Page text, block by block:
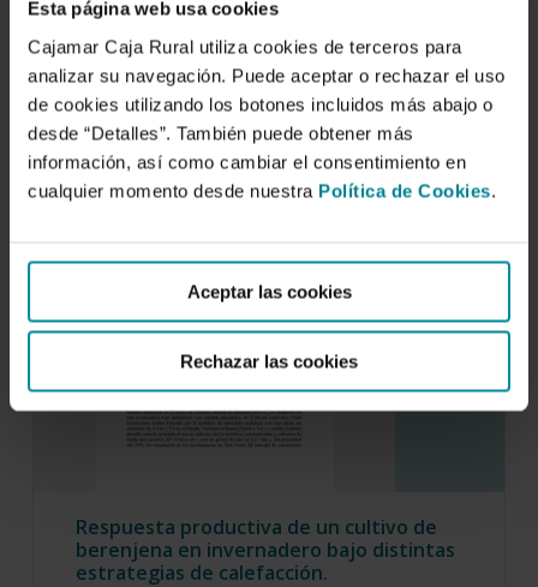
Esta página web usa cookies
Cajamar Caja Rural utiliza cookies de terceros para
analizar su navegación. Puede aceptar o rechazar el uso
de cookies utilizando los botones incluidos más abajo o
desde “Detalles”. También puede obtener más
información, así como cambiar el consentimiento en
cualquier momento desde nuestra Política de Cookies.
Aceptar las cookies
Rechazar las cookies
winter without heating systems, but this
cultivation…
Respuesta productiva de un cultivo de
berenjena en invernadero bajo distintas
estrategias de calefacción.